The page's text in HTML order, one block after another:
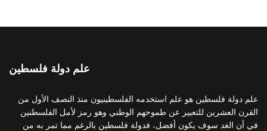
علم دولة فلسطين
علم دولة فلسطين هو علم استخدمه الفلسطينيون منذ النصف الأول من
القرن العشرين للتعبير عن طموحهم الوطني وهو رمز لأمل الفلسطنين
في أن الغد سوف يكون أفضل، فدولة فلسطين بالرغم مما تمر به من